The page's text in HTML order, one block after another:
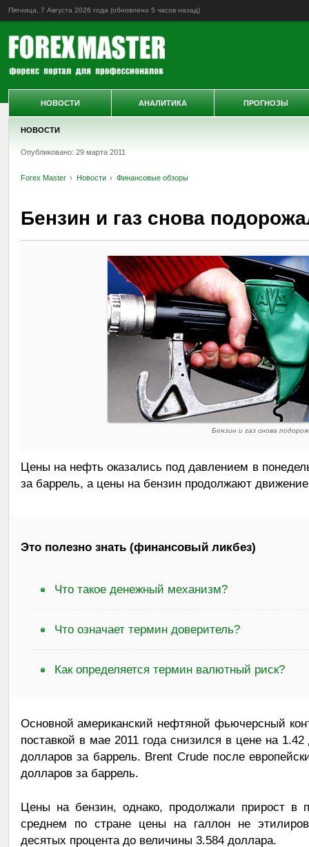
Пятница, 7 Августа 2026 года (обновлено 5 часов назад)
НОВОСТИ
Опубликовано: 29 марта 2011
Forex Master Новости Финансовые обзоры
Бензин и газ снова
Бензин и газ снова
Цены на нефть оказались под давлением в
за баррель, а цены на бензин продолжают
Это полезно знать (финансовый ликбез)
Что такое денежный механизм?
Что означает термин доверитель?
Как определяется термин валютный риск?
Основной американский нефтяной фьючерсный
поставкой в мае 2011 года снизился в цене на
долларов за баррель. Brent Crude после
долларов за баррель.
Цены на бензин, однако, продолжали прирост в
среднем по стране цены на галлон не
десятых процента до величины 3.584 доллара.
НОВОСТИ АНАЛИТИКА ПРОГНОЗЫ